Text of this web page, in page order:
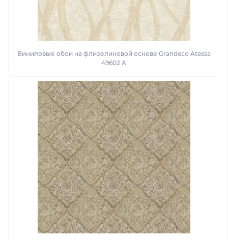
Виниловые обои на флизелиновой основе Grandeco Atessa
49602 A